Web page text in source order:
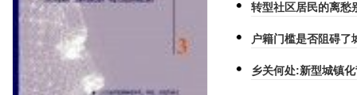
转型社区居民的离愁
户籍门槛是否阻碍
乡关何处:新型城镇